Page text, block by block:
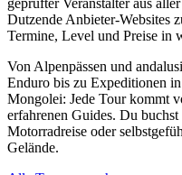
geprüfter Veranstalter aus
Dutzende Anbieter-Websites
Termine, Level und Preise in
Von Alpenpässen und
Enduro bis zu Expeditionen
Mongolei: Jede Tour kommt
erfahrenen Guides. Du
Motorradreise oder
Gelände.